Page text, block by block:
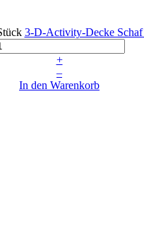
3-D-Activity-Decke Schaf
+
–
In den Warenkorb